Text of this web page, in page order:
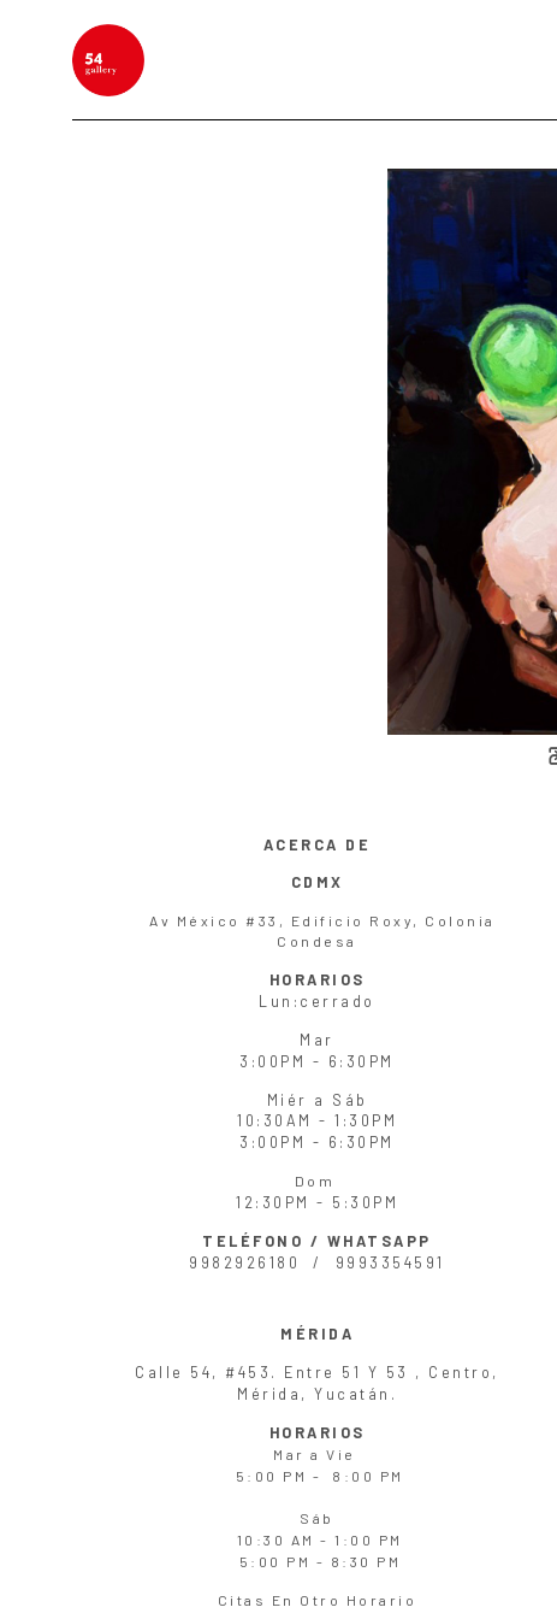
ACERCA DE
CDMX
Av México #33, Edificio Roxy, Colonia
Condesa
HORARIOS
Lun :cerrado
Mar
3:00PM - 6:30PM
Miér a
Sáb
10:30AM - 1:30PM
3:00PM - 6:30PM
Dom
12:30PM - 5:30PM
TELÉFONO / WHATSAPP
9982926180 / 9993354591
MÉRIDA
Calle 54, #453. Entre 51 Y 53 , Centro,
Mérida, Yucatán.
HORARIOS
Mara Vie
5:00 PM - 8:00 PM
Sáb
10:30 AM - 1:00 PM
5:00 PM - 8:30 PM
Citas En Otro Horario